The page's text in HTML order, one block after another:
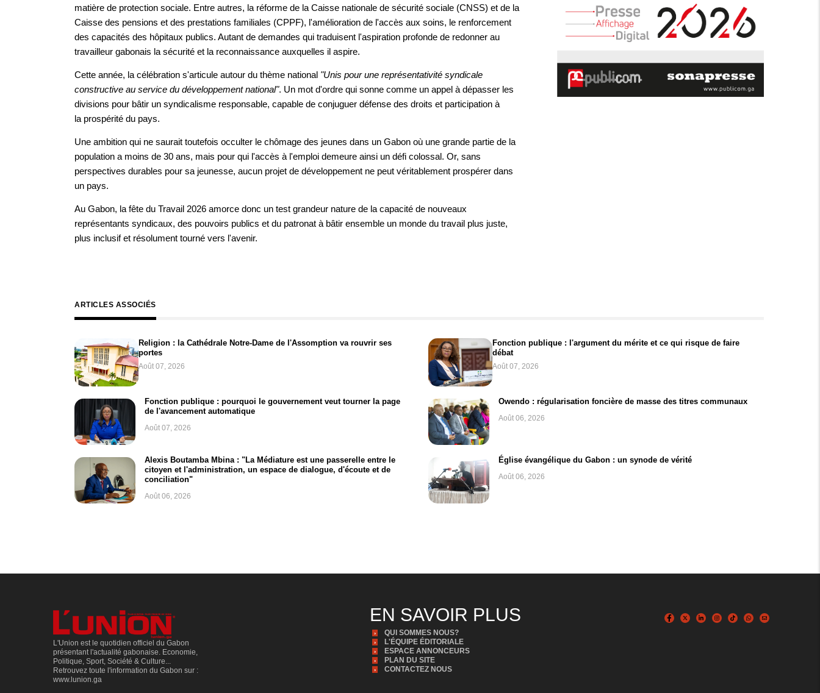
matière de protection sociale. Entre autres, la réforme de la Caisse nationale de sécurité sociale (CNSS) et de la
Caisse des pensions et des prestations familiales (CPPF), l'amélioration de l'accès aux soins, le renforcement
des capacités des hôpitaux publics. Autant de demandes qui traduisent l'aspiration profonde de redonner au
travailleur gabonais la sécurité et la reconnaissance auxquelles il aspire.
Cette année, la célébration s'articule autour du thème national "Unis pour une représentativité syndicale
constructive au service du développement national". Un mot d'ordre qui sonne comme un appel à dépasser les
divisions pour bâtir un syndicalisme responsable, capable de conjuguer défense des droits et participation à
la prospérité du pays.
Une ambition qui ne saurait toutefois occulter le chômage des jeunes dans un Gabon où une grande partie de la
population a moins de 30 ans, mais pour qui l'accès à l'emploi demeure ainsi un défi colossal. Or, sans
perspectives durables pour sa jeunesse, aucun projet de développement ne peut véritablement prospérer dans
un pays.
Au Gabon, la fête du Travail 2026 amorce donc un test grandeur nature de la capacité de nouveaux
représentants syndicaux, des pouvoirs publics et du patronat à bâtir ensemble un monde du travail plus juste,
plus inclusif et résolument tourné vers l'avenir.
ARTICLES ASSOCIÉS
Religion : la Cathédrale Notre-Dame de l'Assomption va rouvrir ses
portes
Août 07, 2026
Fonction publique : l'argument du mérite et ce qui risque de faire
débat
Août 07, 2026
Fonction publique : pourquoi le gouvernement veut tourner la page
de l'avancement automatique
Août 07, 2026
Owendo : régularisation foncière de masse des titres communaux
Août 06, 2026
Alexis Boutamba Mbina : "La Médiature est une passerelle entre le
citoyen et l'administration, un espace de dialogue, d'écoute et de
conciliation"
Août 06, 2026
Église évangélique du Gabon : un synode de vérité
Août 06, 2026
L'Union est le quotidien officiel du Gabon
présentant l'actualité gabonaise. Economie,
Politique, Sport, Société & Culture...
Retrouvez toute l'information du Gabon sur :
www.lunion.ga
EN SAVOIR PLUS
QUI SOMMES NOUS?
L'ÉQUIPE ÉDITORIALE
ESPACE ANNONCEURS
PLAN DU SITE
CONTACTEZ NOUS